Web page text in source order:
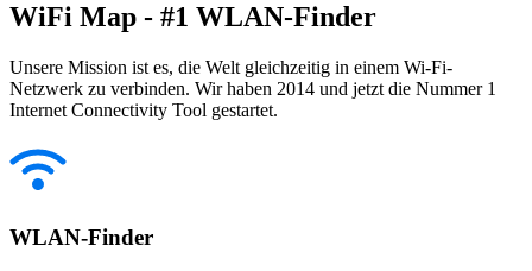
WiFi Map - #1 WLAN-Finder
Unsere Mission ist es, die Welt gleichzeitig in einem Wi-Fi-
Netzwerk zu verbinden. Wir haben 2014 und jetzt die Nummer 1
Internet Connectivity Tool gestartet.
WLAN-Finder